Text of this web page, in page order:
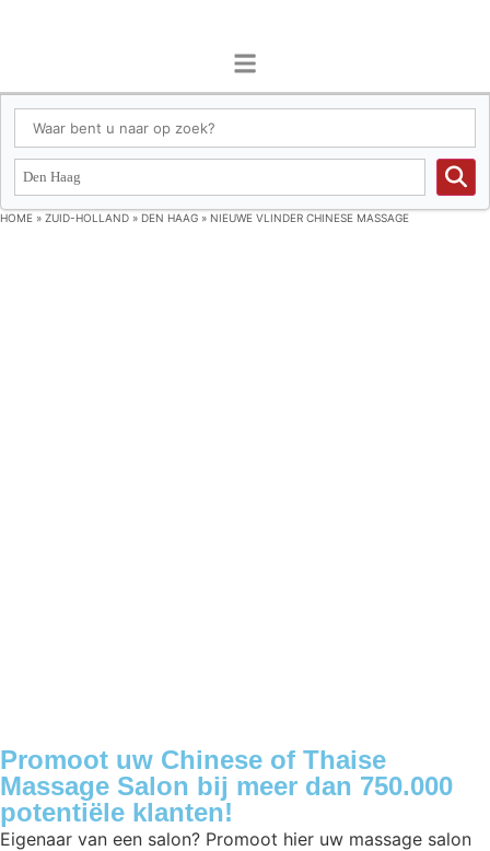
HOME » ZUID-HOLLAND » DEN HAAG » NIEUWE VLINDER CHINESE MASSAGE
Promoot uw Chinese of Thaise
Massage Salon bij meer dan 750.000
potentiële klanten!
Eigenaar van een salon? Promoot hier uw massage salon